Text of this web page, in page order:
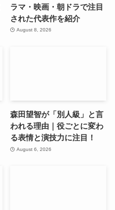
ラマ・映画・朝ドラで注目
された代表作を紹介
August 8, 2026
森田望智が「別人級」と言
われる理由｜役ごとに変わ
る表情と演技力に注目！
August 6, 2026